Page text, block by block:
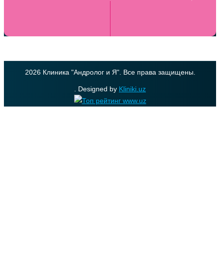
2026 Клиника "Андролог и Я". Все права защищены.
. Designed by Kliniki.uz